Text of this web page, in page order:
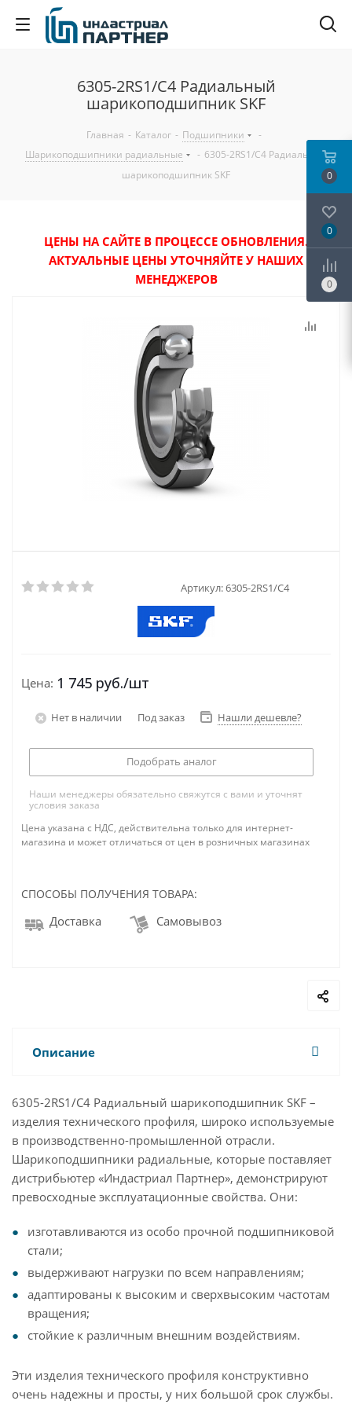
6305-2RS1/C4 Радиальный
шарикоподшипник SKF
Главная - Каталог - Подшипники
-
Шарикоподшипники радиальные
- 6305-2RS1/C4 Радиальный
шарикоподшипник SKF
ЦЕНЫ НА САЙТЕ В ПРОЦЕССЕ ОБНОВЛЕНИЯ.
АКТУАЛЬНЫЕ ЦЕНЫ УТОЧНЯЙТЕ У НАШИХ
МЕНЕДЖЕРОВ
Артикул:6305-2RS1/C4
Цена: 1 745 руб./шт
Нет в наличии Под заказ Нашли дешевле?
Подобрать аналог
Наши менеджеры обязательно свяжутся с вами и уточнят
условия заказа
Цена указана с НДС, действительна только для интернет-
магазина и может отличаться от цен в розничных магазинах
СПОСОБЫ ПОЛУЧЕНИЯ ТОВАРА:
Доставка Самовывоз
Описание
6305-2RS1/C4 Радиальный шарикоподшипник SKF –
изделия технического профиля, широко используемые
в производственно-промышленной отрасли.
Шарикоподшипники радиальные, которые поставляет
дистрибьютер «Индастриал Партнер», демонстрируют
превосходные эксплуатационные свойства. Они:
изготавливаются из особо прочной подшипниковой
стали;
выдерживают нагрузки по всем направлениям;
адаптированы к высоким и сверхвысоким частотам
вращения;
стойкие к различным внешним воздействиям.
Эти изделия технического профиля конструктивно
очень надежны и просты, у них большой срок службы.
0
0
0